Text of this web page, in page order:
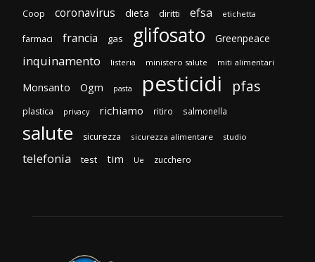
Coop coronavirus dieta diritti efsa etichetta
farmaci francia gas glifosato Greenpeace
inquinamento listeria ministero salute miti alimentari
Monsanto Ogm pasta pesticidi pfas
plastica privacy richiamo ritiro salmonella
salute sicurezza sicurezza alimentare studio
telefonia test tim Ue zucchero